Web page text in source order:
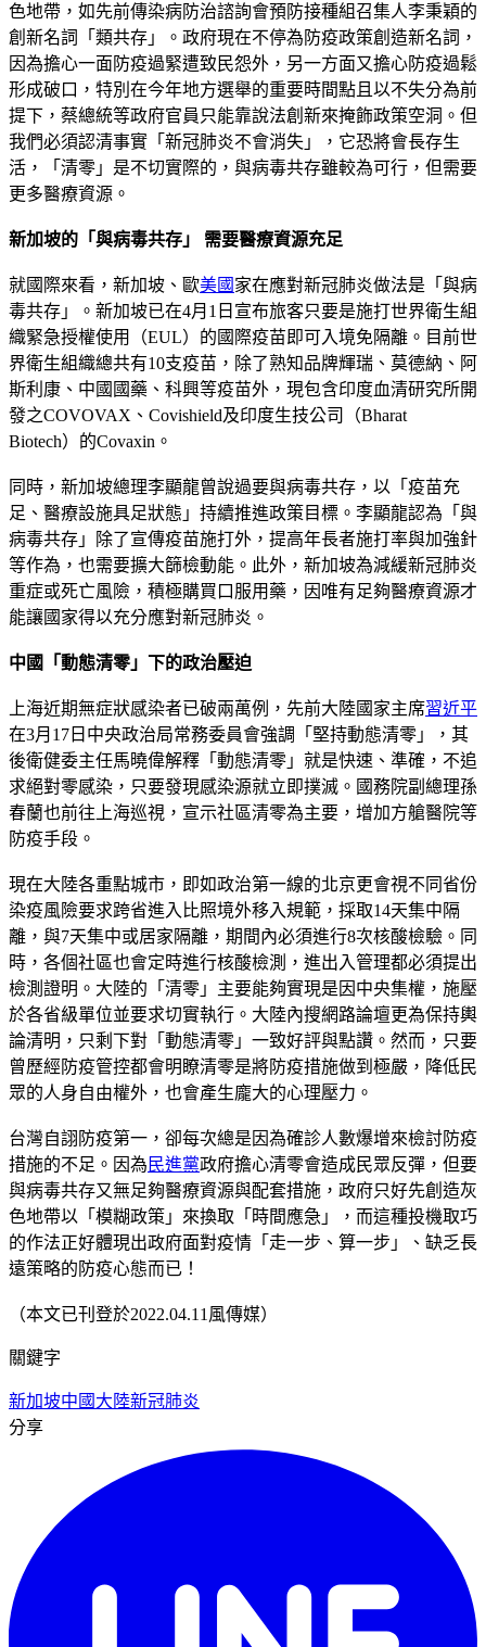
色地帶，如先前傳染病防治諮詢會預防接種組召集人李秉穎的
創新名詞「類共存」。政府現在不停為防疫政策創造新名詞，
因為擔心一面防疫過緊遭致民怨外，另一方面又擔心防疫過鬆
形成破口，特別在今年地方選舉的重要時間點且以不失分為前
提下，蔡總統等政府官員只能靠說法創新來掩飾政策空洞。但
我們必須認清事實「新冠肺炎不會消失」，它恐將會長存生
活，「清零」是不切實際的，與病毒共存雖較為可行，但需要
更多醫療資源。
新加坡的「與病毒共存」 需要醫療資源充足
就國際來看，新加坡、歐美國 家在應對新冠肺炎做法是「與病
毒共存」。新加坡已在4月1日宣布旅客只要是施打世界衛生組
織緊急授權使用（EUL）的國際疫苗即可入境免隔離。目前世
界衛生組織總共有10支疫苗，除了熟知品牌輝瑞、莫德納、阿
斯利康、中國國藥、科興等疫苗外，現包含印度血清研究所開
發之COVOVAX、Covishield及印度生技公司（Bharat
Biotech）的Covaxin。
同時，新加坡總理李顯龍曾說過要與病毒共存，以「疫苗充
足、醫療設施具足狀態」持續推進政策目標。李顯龍認為「與
病毒共存」除了宣傳疫苗施打外，提高年長者施打率與加強針
等作為，也需要擴大篩檢動能。此外，新加坡為減緩新冠肺炎
重症或死亡風險，積極購買口服用藥，因唯有足夠醫療資源才
能讓國家得以充分應對新冠肺炎。
中國「動態清零」下的政治壓迫
上海近期無症狀感染者已破兩萬例，先前大陸國家主席習近平
在3月17日中央政治局常務委員會強調「堅持動態清零」，其
後衛健委主任馬曉偉解釋「動態清零」就是快速、準確，不追
求絕對零感染，只要發現感染源就立即撲滅。國務院副總理孫
春蘭也前往上海巡視，宣示社區清零為主要，增加方艙醫院等
防疫手段。
現在大陸各重點城市，即如政治第一線的北京更會視不同省份
染疫風險要求跨省進入比照境外移入規範，採取14天集中隔
離，與7天集中或居家隔離，期間內必須進行8次核酸檢驗。同
時，各個社區也會定時進行核酸檢測，進出入管理都必須提出
檢測證明。大陸的「清零」主要能夠實現是因中央集權，施壓
於各省級單位並要求切實執行。大陸內搜網路論壇更為保持輿
論清明，只剩下對「動態清零」一致好評與點讚。然而，只要
曾歷經防疫管控都會明瞭清零是將防疫措施做到極嚴，降低民
眾的人身自由權外，也會產生龐大的心理壓力。
台灣自詡防疫第一，卻每次總是因為確診人數爆增來檢討防疫
措施的不足。因為 民進黨政府擔心清零會造成民眾反彈，但要
與病毒共存又無足夠醫療資源與配套措施，政府只好先創造灰
色地帶以「模糊政策」來換取「時間應急」，而這種投機取巧
的作法正好體現出政府面對疫情「走一步、算一步」、缺乏長
遠策略的防疫心態而已！
（本文已刊登於2022.04.11風傳媒）
關鍵字
新加坡中國大陸新冠肺炎
分享